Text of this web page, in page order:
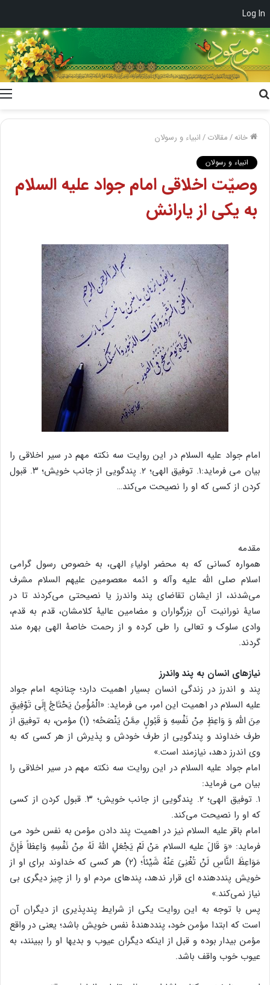
Log In
خانه/مقالات/انبیاء و رسولان
انبیاء و رسولان
وصیّت اخلاقی امام جواد علیه السلام
به یکی از یارانش
امام جواد علیه السلام در این روایت سه نکته مهم در سیر اخلاقی را
بیان می فرماید:۱. توفیق الهی؛ ۲. پندگویی از جانب خویش؛ ۳. قبول
کردن از کسی که او را نصیحت می‌کند…
مقدمه
همواره کسانی که به محضر اولیاءِ الهی، به خصوص رسول گرامی
اسلام صلی الله علیه وآله و ائمه معصومین علیهم السلام مشرف
می‌شدند، از ایشان تقاضای پند واندرز یا نصیحتی می‌کردند تا در
سایۀ نورانیت آن بزرگواران و مضامین عالیۀ کلامشان، قدم به قدم،
وادی سلوک و تعالی را طی کرده و از رحمت خاصۀ الهی بهره مند
گردند.
نیازهای انسان به پند واندرز
پند و اندرز در زندگی انسان بسیار اهمیت دارد؛ چنانچه امام جواد
علیه السلام در اهمیت این امر، می فرماید: «الْمُؤْمِنُ یَحْتَاجُ إِلَى تَوْفِیقٍ
مِنَ اللَّهِ وَ وَاعِظٍ مِنْ نَفْسِهِ وَ قَبُولٍ مِمَّنْ یَنْصَحُه؛ (۱) مؤمن، به توفیق از
طرف خداوند و پندگویی از طرف خودش و پذیرش از هر کسی که به
وی اندرز دهد، نیازمند است.»
امام جواد علیه السلام در این روایت سه نکته مهم در سیر اخلاقی را
بیان می فرماید:
۱. توفیق الهی؛ ۲. پندگویی از جانب خویش؛ ۳. قبول کردن از کسی
که او را نصیحت می‌کند.
امام باقر علیه السلام نیز در اهمیت پند دادن مؤمن به نفس خود می
فرماید: «وَ قَالَ علیه السلام مَنْ لَمْ یَجْعَلِ اللَّهُ لَهُ مِنْ نَفْسِهِ وَاعِظاً فَإِنَّ
مَوَاعِظَ النَّاسِ لَنْ تُغْنِیَ عَنْهُ شَیْئاً؛ (۲) هر کسی که خداوند برای او از
خویش پنددهنده ای قرار ندهد، پندهای مردم او را از چیز دیگری بی
نیاز نمی‌کند.»
پس با توجه به این روایت یکی از شرایط پندپذیری از دیگران آن
است که ابتدا مؤمن خود، پنددهندۀ نفس خویش باشد؛ یعنی در واقع
مؤمن بیدار بوده و قبل از اینکه دیگران عیوب و بدیها او را ببینند، به
عیوب خوب واقف باشد.